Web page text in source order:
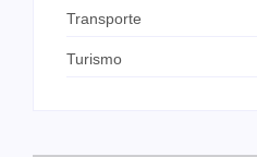
Transporte
Turismo